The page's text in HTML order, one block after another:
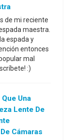
de mi reciente
maestra.
espada y
entonces
mal
:)
Una
Lente De
Cámaras